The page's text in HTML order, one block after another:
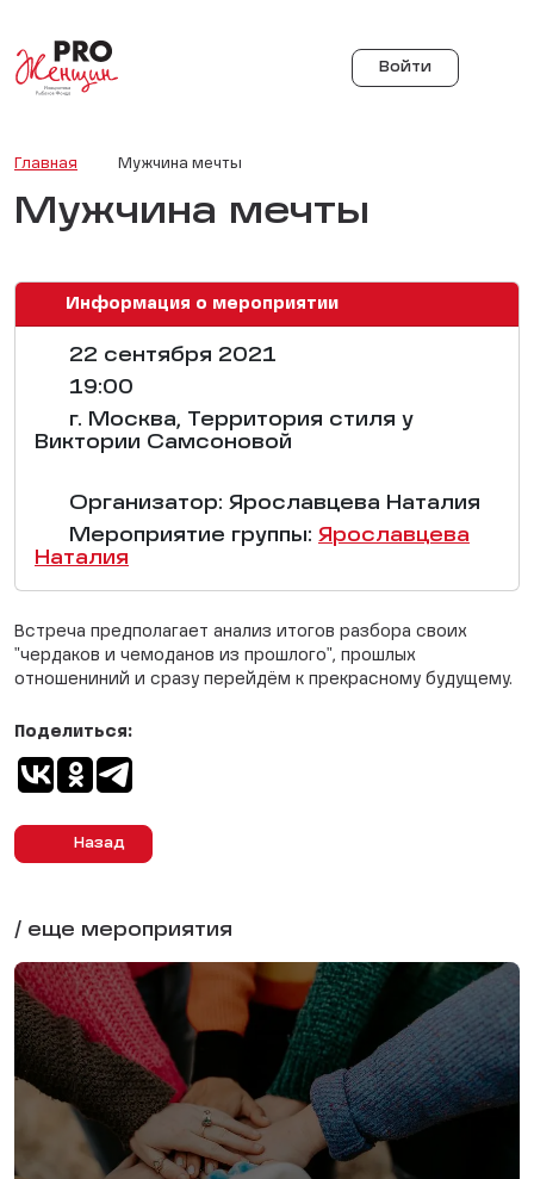
Войти
Главная Мужчина мечты
Мужчина мечты
Информация о мероприятии
22 сентября 2021
19:00
г. Москва, Территория стиля у
Виктории Самсоновой
Организатор: Ярославцева Наталия
Мероприятие группы: Ярославцева
Наталия
Встреча предполагает анализ итогов разбора своих
"чердаков и чемоданов из прошлого", прошлых
отношениний и сразу перейдём к прекрасному будущему.
Назад
Поделиться:
/ еще мероприятия